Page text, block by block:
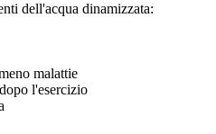
dell'acqua dinamizzata:
malattie
l'esercizio